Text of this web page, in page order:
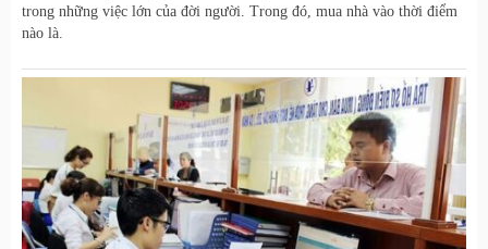
trong những việc lớn của đời người. Trong đó, mua nhà vào thời điểm
nào là.